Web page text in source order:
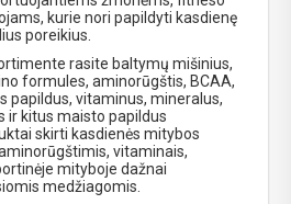
kurie nori papildyti kasdienę
poreikius.
rasite baltymų mišinius,
formules, aminorūgštis, BCAA,
papildus, vitaminus, mineralus,
ir kitus maisto papildus
skirti kasdienės mitybos
vitaminais,
mityboje dažnai
medžiagomis.